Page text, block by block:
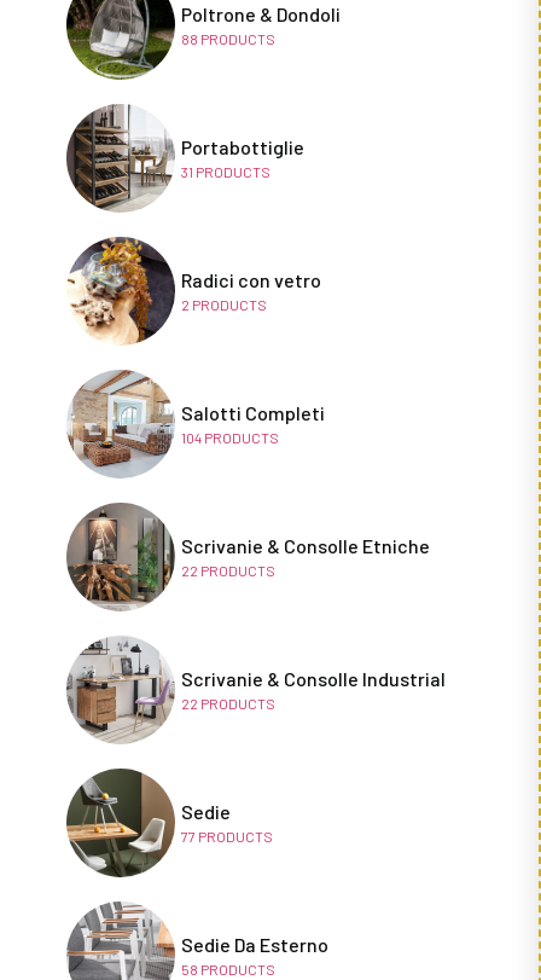
Poltrone & Dondoli
88 PRODUCTS
Portabottiglie
31 PRODUCTS
Radici con vetro
2 PRODUCTS
Salotti Completi
104 PRODUCTS
Scrivanie & Consolle Etniche
22 PRODUCTS
Scrivanie & Consolle Industrial
22 PRODUCTS
Sedie
77 PRODUCTS
Sedie Da Esterno
58 PRODUCTS